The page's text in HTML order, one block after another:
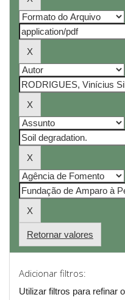
Retornar valores
Adicionar filtros:
Utilizar filtros para refinar